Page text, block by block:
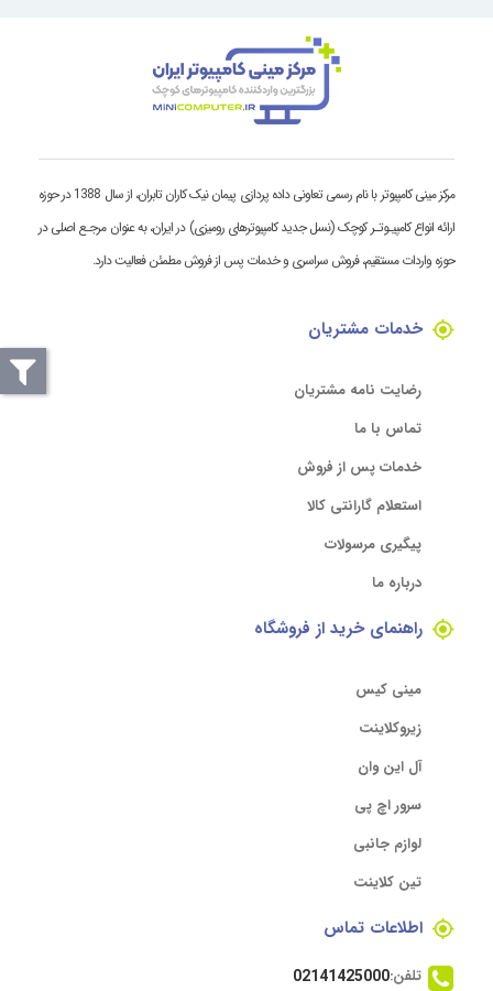
مرکز مینی کامپیوتر با نام رسمی تعاونی داده پردازی پیمان نیک کاران تابران، از سال 1388 در حوزه
ارائه انواع کامپیـوتـر کوچک (نسل جدید کامپیوترهای رومیزی) در ایران، به عنوان مرجـع اصلی در
حوزه واردات مستقیم، فروش سراسری و خدمات پس از فروش مطمئن فعالیت دارد.
خدمات مشتریان
رضایت نامه مشتریان
تماس با ما
خدمات پس از فروش
استعلام گارانتی کالا
پیگیری مرسولات
درباره ما
راهنمای خرید از فروشگاه
مینی کیس
زیروکلاینت
آل این وان
سرور اچ پی
لوازم جانبی
تین کلاینت
اطلاعات تماس
تلفن:02141425000